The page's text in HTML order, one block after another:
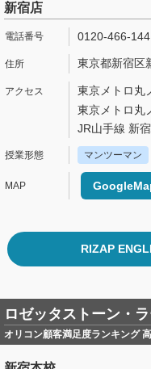
新宿店
0120-466-144
東京都新宿区
東京メトロ丸
東京メトロ丸
JR山手線 新
マンツーマン
RIZAP
ロゼッタストーン・
オリコン顧客満足度ランキング